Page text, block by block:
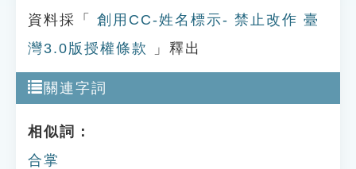
資料採「
創用CC-姓名標示- 禁止改作 臺
灣3.0版授權條款
」釋出
關連字詞
相似詞：
合掌